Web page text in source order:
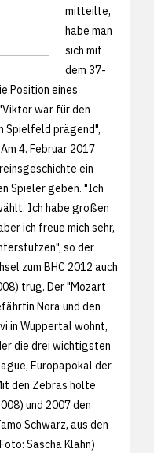
mitteilte,
habe man
sich mit
dem 37-
Position eines
war für den
Spielfeld prägend",
4. Februar 2017
ein
Spieler geben. "Ich
Ich habe großen
ich freue mich sehr,
so der
zum BHC 2012 auch
trug. Der "Mozart
Nora und den
in Wuppertal wohnt,
die drei wichtigsten
Europapokal der
den Zebras holte
und 2007 den
Schwarz, aus den
Sascha Klahn)